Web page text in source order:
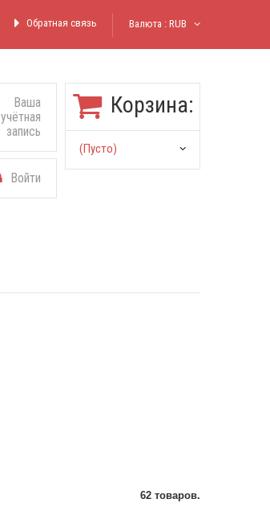
Валюта : RUB
Обратная связь
Корзина:
(пусто)
Ваша
учётная
запись
Войти
62 товаров.